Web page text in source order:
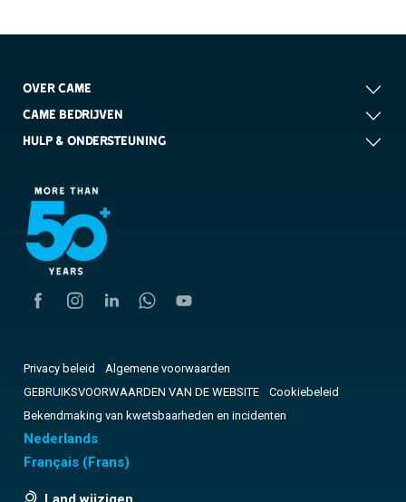
OVER CAME
CAME BEDRIJVEN
HULP & ONDERSTEUNING
Privacy beleid
Algemene voorwaarden
GEBRUIKSVOORWAARDEN VAN DE WEBSITE
Cookiebeleid
Bekendmaking van kwetsbaarheden en incidenten
Nederlands
Français (Frans)